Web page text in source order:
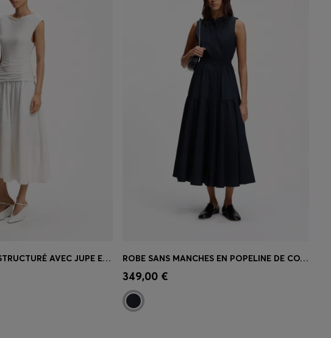
ROBE EN JERSEY STRUCTURÉ AVEC JUPE EN POPELINE
Achat rapide
taille)
ROBE SANS MANCHES EN POPELINE DE COTON
349,00 €